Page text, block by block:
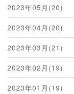
2023年05月(20)
2023年04月(20)
2023年03月(21)
2023年02月(19)
2023年01月(19)